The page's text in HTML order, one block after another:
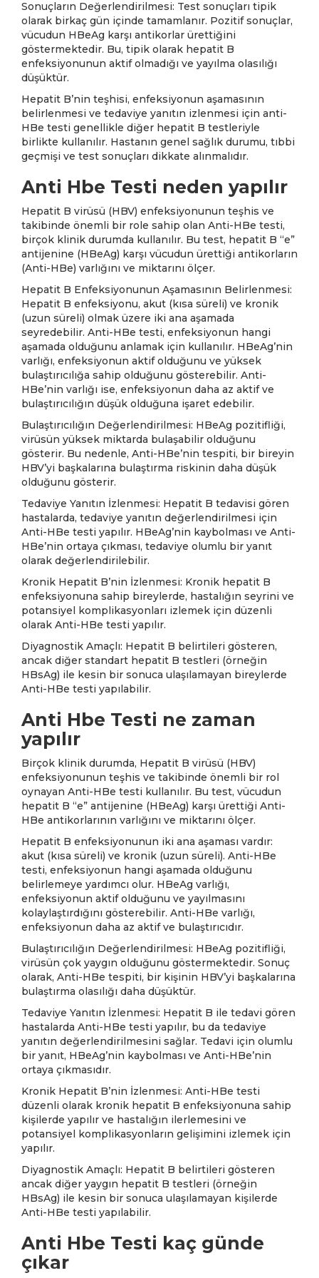
Sonuçların Değerlendirilmesi: Test sonuçları tipik
olarak birkaç gün içinde tamamlanır. Pozitif sonuçlar,
vücudun HBeAg karşı antikorlar ürettiğini
göstermektedir. Bu, tipik olarak hepatit B
enfeksiyonunun aktif olmadığı ve yayılma olasılığı
düşüktür.
Hepatit B’nin teşhisi, enfeksiyonun aşamasının
belirlenmesi ve tedaviye yanıtın izlenmesi için anti-
HBe testi genellikle diğer hepatit B testleriyle
birlikte kullanılır. Hastanın genel sağlık durumu, tıbbi
geçmişi ve test sonuçları dikkate alınmalıdır.
Anti Hbe Testi neden yapılır
Hepatit B virüsü (HBV) enfeksiyonunun teşhis ve
takibinde önemli bir role sahip olan Anti-HBe testi,
birçok klinik durumda kullanılır. Bu test, hepatit B “e”
antijenine (HBeAg) karşı vücudun ürettiği antikorların
(Anti-HBe) varlığını ve miktarını ölçer.
Hepatit B Enfeksiyonunun Aşamasının Belirlenmesi:
Hepatit B enfeksiyonu, akut (kısa süreli) ve kronik
(uzun süreli) olmak üzere iki ana aşamada
seyredebilir. Anti-HBe testi, enfeksiyonun hangi
aşamada olduğunu anlamak için kullanılır. HBeAg’nin
varlığı, enfeksiyonun aktif olduğunu ve yüksek
bulaştırıcılığa sahip olduğunu gösterebilir. Anti-
HBe’nin varlığı ise, enfeksiyonun daha az aktif ve
bulaştırıcılığın düşük olduğuna işaret edebilir.
Bulaştırıcılığın Değerlendirilmesi: HBeAg pozitifliği,
virüsün yüksek miktarda bulaşabilir olduğunu
gösterir. Bu nedenle, Anti-HBe’nin tespiti, bir bireyin
HBV’yi başkalarına bulaştırma riskinin daha düşük
olduğunu gösterir.
Tedaviye Yanıtın İzlenmesi: Hepatit B tedavisi gören
hastalarda, tedaviye yanıtın değerlendirilmesi için
Anti-HBe testi yapılır. HBeAg’nin kaybolması ve Anti-
HBe’nin ortaya çıkması, tedaviye olumlu bir yanıt
olarak değerlendirilebilir.
Kronik Hepatit B’nin İzlenmesi: Kronik hepatit B
enfeksiyonuna sahip bireylerde, hastalığın seyrini ve
potansiyel komplikasyonları izlemek için düzenli
olarak Anti-HBe testi yapılır.
Diyagnostik Amaçlı: Hepatit B belirtileri gösteren,
ancak diğer standart hepatit B testleri (örneğin
HBsAg) ile kesin bir sonuca ulaşılamayan bireylerde
Anti-HBe testi yapılabilir.
Anti Hbe Testi ne zaman
yapılır
Birçok klinik durumda, Hepatit B virüsü (HBV)
enfeksiyonunun teşhis ve takibinde önemli bir rol
oynayan Anti-HBe testi kullanılır. Bu test, vücudun
hepatit B “e” antijenine (HBeAg) karşı ürettiği Anti-
HBe antikorlarının varlığını ve miktarını ölçer.
Hepatit B enfeksiyonunun iki ana aşaması vardır:
akut (kısa süreli) ve kronik (uzun süreli). Anti-HBe
testi, enfeksiyonun hangi aşamada olduğunu
belirlemeye yardımcı olur. HBeAg varlığı,
enfeksiyonun aktif olduğunu ve yayılmasını
kolaylaştırdığını gösterebilir. Anti-HBe varlığı,
enfeksiyonun daha az aktif ve bulaştırıcıdır.
Bulaştırıcılığın Değerlendirilmesi: HBeAg pozitifliği,
virüsün çok yaygın olduğunu göstermektedir. Sonuç
olarak, Anti-HBe tespiti, bir kişinin HBV’yi başkalarına
bulaştırma olasılığı daha düşüktür.
Tedaviye Yanıtın İzlenmesi: Hepatit B ile tedavi gören
hastalarda Anti-HBe testi yapılır, bu da tedaviye
yanıtın değerlendirilmesini sağlar. Tedavi için olumlu
bir yanıt, HBeAg’nin kaybolması ve Anti-HBe’nin
ortaya çıkmasıdır.
Kronik Hepatit B’nin İzlenmesi: Anti-HBe testi
düzenli olarak kronik hepatit B enfeksiyonuna sahip
kişilerde yapılır ve hastalığın ilerlemesini ve
potansiyel komplikasyonların gelişimini izlemek için
yapılır.
Diyagnostik Amaçlı: Hepatit B belirtileri gösteren
ancak diğer yaygın hepatit B testleri (örneğin
HBsAg) ile kesin bir sonuca ulaşılamayan kişilerde
Anti-HBe testi yapılabilir.
Anti Hbe Testi kaç günde
çıkar